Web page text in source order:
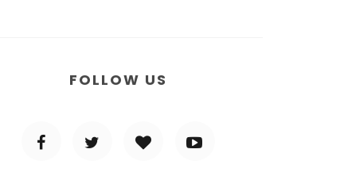
FOLLOW US